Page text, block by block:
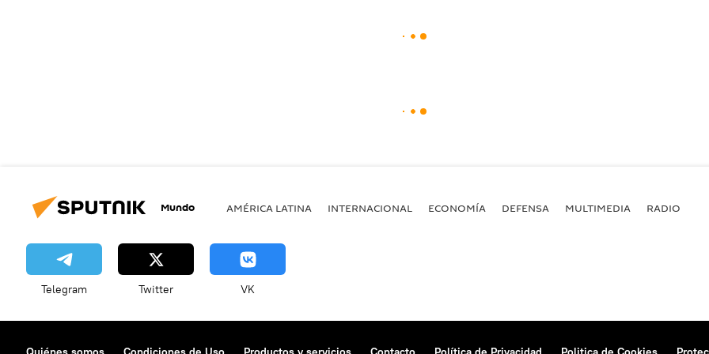
Mundo AMÉRICA LATINA INTERNACIONAL ECONOMÍA DEFENSA MULTIMEDIA RADIO
Telegram Twitter VK